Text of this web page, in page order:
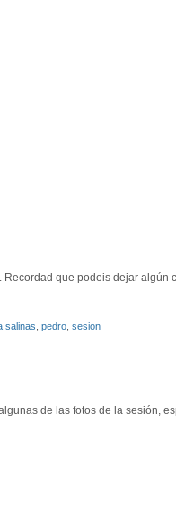
que podeis dejar algún
salinas pedro sesion
de las fotos de la sesión,